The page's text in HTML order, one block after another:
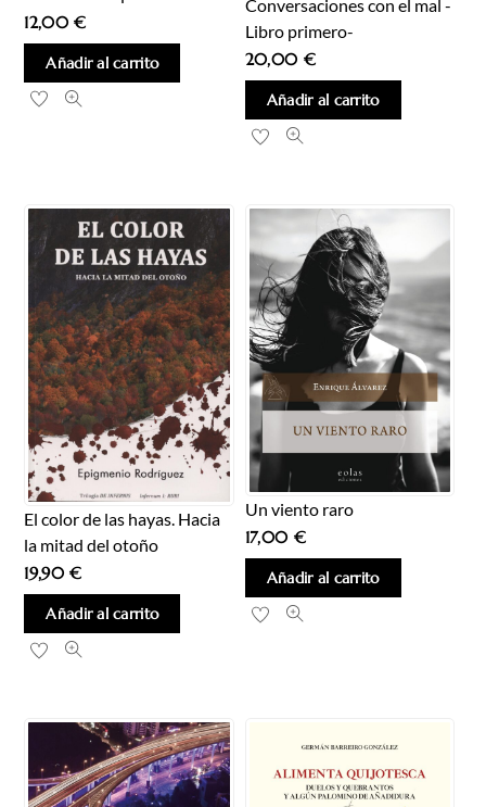
12,00€
Añadir al carrito
Conversaciones con el mal -
Libro primero-
20,00 €
Añadir al carrito
El color de las hayas. Hacia
la mitad del otoño
19,90€
Añadir al carrito
Un viento raro
17,00 €
Añadir al carrito